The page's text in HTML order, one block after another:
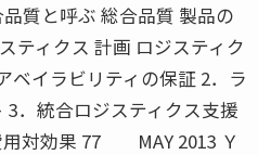
質と呼ぶ 総合品質 製品の
ティクス 計画 ロジスティク
ベイラビリティの保証 2．ラ
．統合ロジスティクス支援
用対効果 77 MAY 2013 Ｙ